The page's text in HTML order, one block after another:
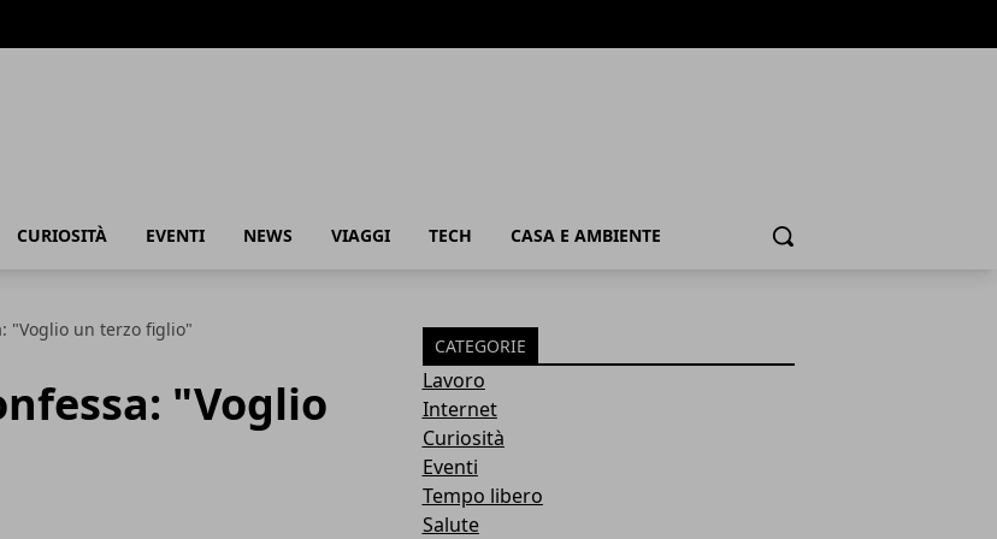
CURIOSITÀ EVENTI NEWS VIAGGI TECH CASA E AMBIENTE Cerca
"Voglio un terzo figlio"
"Voglio
CATEGORIE
Lavoro
Internet
Curiosità
Eventi
Tempo libero
Salute